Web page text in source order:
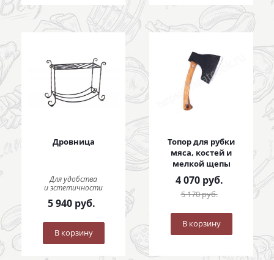
Дровница
Для удобства
и эстетичности
5 940руб.
В корзину
Топор для рубки
мяса, костей и
мелкой щепы
4 070руб.
5 170руб.
В корзину